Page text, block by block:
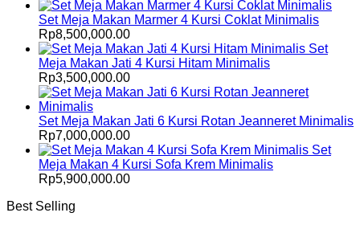
Set Meja Makan Marmer 4 Kursi Coklat Minimalis
Rp8,500,000.00
Set
Meja Makan Jati 4 Kursi Hitam Minimalis
Rp3,500,000.00
Set Meja Makan Jati 6 Kursi Rotan Jeanneret Minimalis
Rp7,000,000.00
Set
Meja Makan 4 Kursi Sofa Krem Minimalis
Rp5,900,000.00
Best Selling